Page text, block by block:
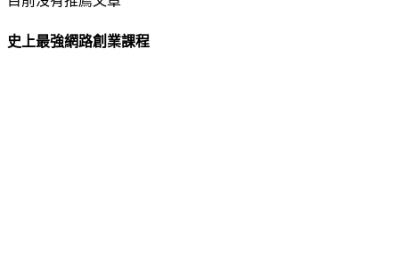
史上最強網路創業課程